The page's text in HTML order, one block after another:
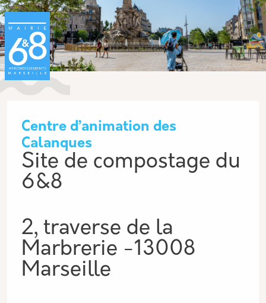
Aller au contenu principal
Centre d’animation des
Calanques
Site de compostage du
6&8
2, traverse de la
Marbrerie -13008
Marseille
Panneau de gestion des cookies